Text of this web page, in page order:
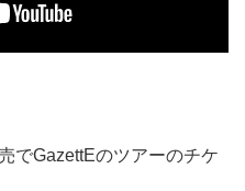
でGazettEのツアーのチケ